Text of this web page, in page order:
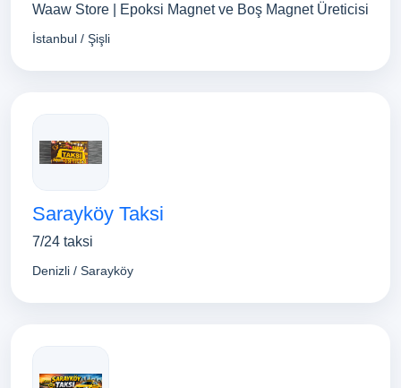
Waaw Store | Epoksi Magnet ve Boş Magnet Üreticisi
İstanbul / Şişli
Sarayköy Taksi
7/24 taksi
Denizli / Sarayköy